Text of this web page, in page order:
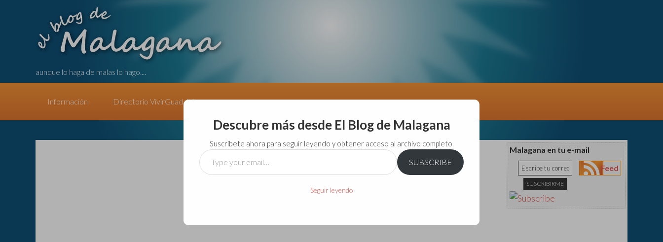
aunque lo haga de malas lo hago....
Información Directorio VivirGuadalajara
Malagana en tu e-mail
Feed
Descubre más desde El Blog de Malagana
Suscríbete ahora para seguir leyendo y obtener acceso al archivo completo.
Type
your
SUBSCRIBE
Seguir leyendo